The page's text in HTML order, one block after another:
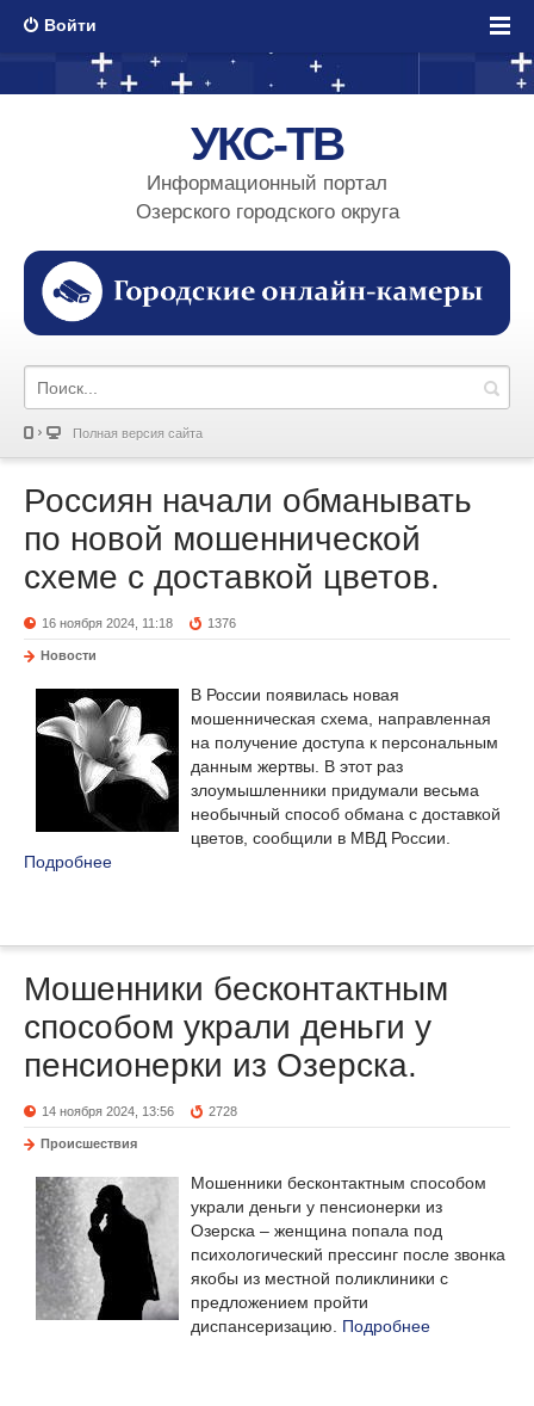
Войти
УКС-ТВ
Информационный портал
Озерского городского округа
Полная версия сайта
Россиян начали обманывать
по новой мошеннической
схеме с доставкой цветов.
16 ноября 2024, 11:18 1376
Новости
В России появилась новая
мошенническая схема, направленная
на получение доступа к персональным
данным жертвы. В этот раз
злоумышленники придумали весьма
необычный способ обмана с доставкой
цветов, сообщили в МВД России.
Подробнее
Мошенники бесконтактным
способом украли деньги у
пенсионерки из Озерска.
14 ноября 2024, 13:56 2728
Происшествия
Мошенники бесконтактным способом
украли деньги у пенсионерки из
Озерска – женщина попала под
психологический прессинг после звонка
якобы из местной поликлиники с
предложением пройти
диспансеризацию. Подробнее